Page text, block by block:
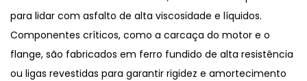
para lidar com asfalto de alta viscosidade e líquidos.
Componentes críticos, como a carcaça do motor e o
flange, são fabricados em ferro fundido de alta resistência
ou ligas revestidas para garantir rigidez e amortecimento